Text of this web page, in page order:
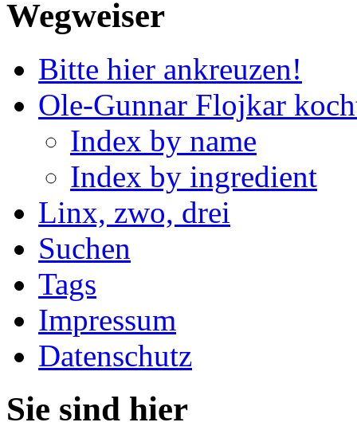
Wegweiser
Bitte hier ankreuzen!
Ole-Gunnar Flojkar
Index by name
Index by ingredient
Linx, zwo, drei
Suchen
Tags
Impressum
Datenschutz
Sie sind hier